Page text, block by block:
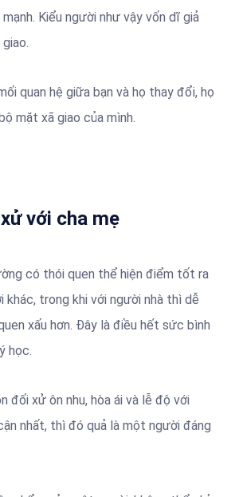
Kiểu người như vậy vốn dĩ giả
quan hệ giữa bạn và họ thay đổi, họ
mặt xã giao của mình.
với cha mẹ
có thói quen thể hiện điểm tốt ra
khác, trong khi với người nhà thì dễ
xấu hơn. Đây là điều hết sức bình
học.
đối xử ôn nhu, hòa ái và lễ độ với
nhất, thì đó quả là một người đáng